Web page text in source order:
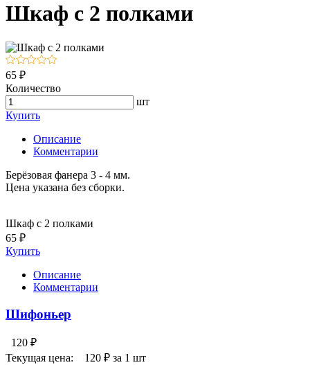
Шкаф с 2 полками
65 ₽
Количество
шт
Купить
Описание
Комментарии
Берёзовая фанера 3 - 4 мм.
Цена указана без сборки.
Шкаф с 2 полками
65 ₽
Купить
Описание
Комментарии
Шифоньер
120 ₽
Текущая цена:
120 ₽ за 1 шт